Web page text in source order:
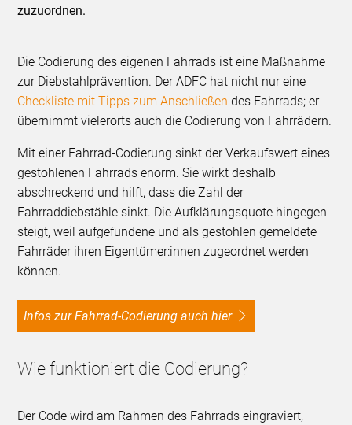
zuzuordnen.
Die Codierung des eigenen Fahrrads ist eine Maßnahme
zur Diebstahlprävention. Der ADFC hat nicht nur eine
Checkliste mit Tipps zum Anschließen des Fahrrads; er
übernimmt vielerorts auch die Codierung von Fahrrädern.
Mit einer Fahrrad-Codierung sinkt der Verkaufswert eines
gestohlenen Fahrrads enorm. Sie wirkt deshalb
abschreckend und hilft, dass die Zahl der
Fahrraddiebstähle sinkt. Die Aufklärungsquote hingegen
steigt, weil aufgefundene und als gestohlen gemeldete
Fahrräder ihren Eigentümer:innen zugeordnet werden
können.
Infos zur Fahrrad-Codierung auch hier
Wie funktioniert die Codierung?
Der Code wird am Rahmen des Fahrrads eingraviert,